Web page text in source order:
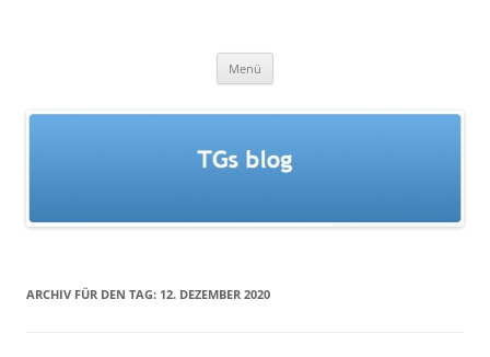
Menü
ARCHIV FÜR DEN TAG: 12. DEZEMBER 2020